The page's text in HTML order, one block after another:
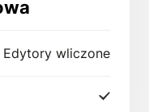
Edytory wliczone